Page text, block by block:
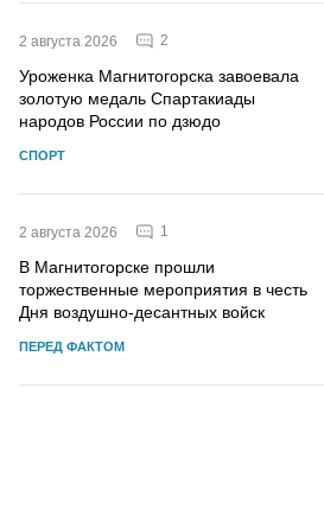
2 августа 2026 2
Уроженка Магнитогорска завоевала
золотую медаль Спартакиады
народов России по дзюдо
СПОРТ
2 августа 2026 1
В Магнитогорске прошли
торжественные мероприятия в честь
Дня воздушно-десантных войск
ПЕРЕД ФАКТОМ